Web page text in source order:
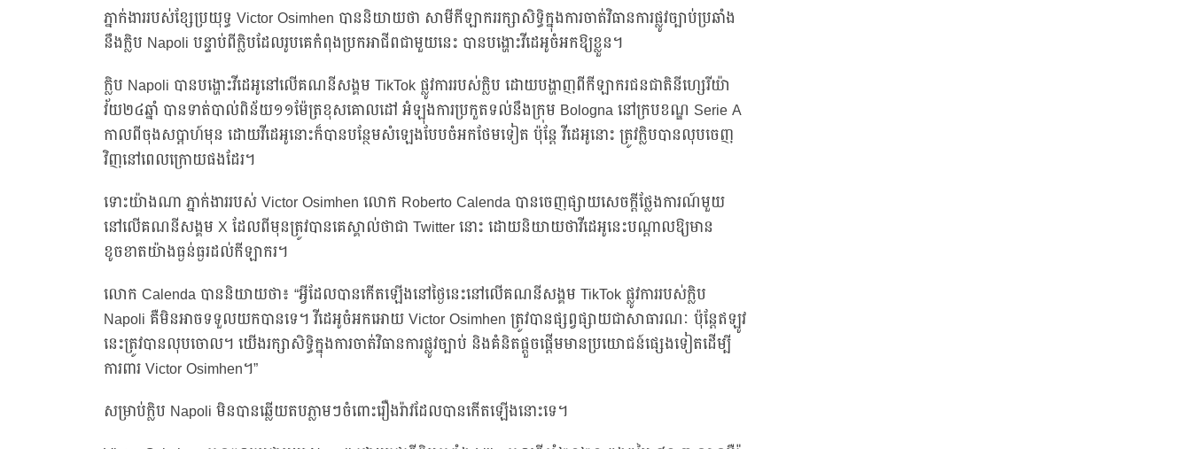
ភ្នាក់ងាររបស់ខ្សែប្រយុទ្ធ Victor Osimhen បាននិយាយថា សាមីកីឡាកររក្សាសិទ្ធិក្នុងការចាត់វិធានការផ្លូវច្បាប់ប្រឆាំង
នឹងក្លិប Napoli បន្ទាប់ពីក្លិបដែលរូបគេកំពុងប្រកអាជីពជាមួយនេះ បានបង្ហោះវីដេអូចំអកឱ្យខ្លួន។
ក្លិប Napoli បានបង្ហោះវីដេអូនៅលើគណនីសង្គម TikTok ផ្លូវការរបស់ក្លិប ដោយបង្ហាញពីកីឡាករជនជាតិនីហ្សេរីយ៉ា
វ័យ២៤ឆ្នាំ បានទាត់បាល់ពិន័យ១១ម៉ែត្រខុសគោលដៅ អំឡុងការប្រកួតទល់នឹងក្រុម Bologna នៅក្របខណ្ឌ Serie A
កាលពីចុងសប្តាហ៍មុន ដោយវីដេអូនោះក៏បានបន្ថែមសំឡេងបែបចំអកថែមទៀត ប៉ុន្តែ វីដេអូនោះ ត្រូវក្លិបបានលុបចេញ
វិញនៅពេលក្រោយផងដែរ។
ទោះយ៉ាងណា ភ្នាក់ងាររបស់ Victor Osimhen លោក Roberto Calenda បានចេញផ្សាយសេចក្តីថ្លែងការណ៍មួយ
នៅលើគណនីសង្គម X ដែលពីមុនត្រូវបានគេស្គាល់ថាជា Twitter នោះ ដោយនិយាយថាវីដេអូនេះបណ្តាលឱ្យមាន
ខូចខាតយ៉ាងធ្ងន់ធ្ងរដល់កីឡាករ។
លោក Calenda បាននិយាយថា៖ “អ្វីដែលបានកើតឡើងនៅថ្ងៃនេះនៅលើគណនីសង្គម TikTok ផ្លូវការរបស់ក្លិប
Napoli គឺមិនអាចទទួលយកបានទេ។ វីដេអូចំអកអោយ Victor Osimhen ត្រូវបានផ្សព្វផ្សាយជាសាធារណៈ ប៉ុន្តែឥឡូវ
នេះត្រូវបានលុបចោល។ យើងរក្សាសិទ្ធិក្នុងការចាត់វិធានការផ្លូវច្បាប់ និងគំនិតផ្តួចផ្តើមមានប្រយោជន៍ផ្សេងទៀតដើម្បី
ការពារ Victor Osimhen។”
សម្រាប់ក្លិប Napoli មិនបានឆ្លើយតបភ្លាមៗចំពោះរឿងរ៉ាវដែលបានកើតឡើងនោះទេ។